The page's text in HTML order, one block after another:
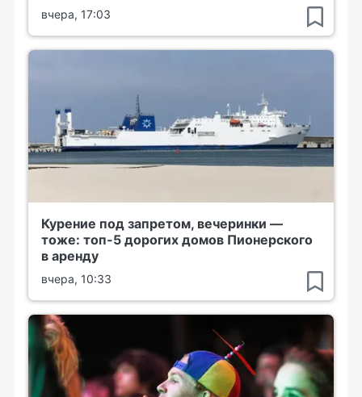
вчера, 17:03
Курение под запретом, вечеринки —
тоже: топ-5 дорогих домов Пионерского
в аренду
вчера, 10:33